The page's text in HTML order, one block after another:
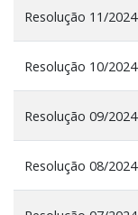
Resolução 11/2024
Resolução 10/2024
Resolução 09/2024
Resolução 08/2024